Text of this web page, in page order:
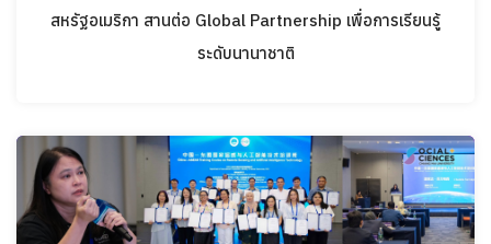
สหรัฐอเมริกา สานต่อ Global Partnership เพื่อการเรียนรู้
ระดับนานาชาติ